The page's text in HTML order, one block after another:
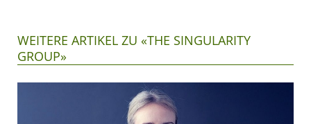
WEITERE ARTIKEL ZU «THE SINGULARITY
GROUP»